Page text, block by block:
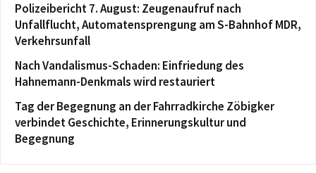
Polizeibericht 7. August: Zeugenaufruf nach
Unfallflucht, Automatensprengung am S-Bahnhof MDR,
Verkehrsunfall
Nach Vandalismus-Schaden: Einfriedung des
Hahnemann-Denkmals wird restauriert
Tag der Begegnung an der Fahrradkirche Zöbigker
verbindet Geschichte, Erinnerungskultur und
Begegnung